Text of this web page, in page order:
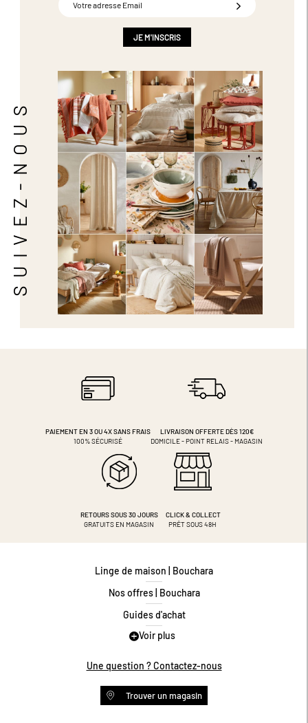
SUIVEZ-NOUS
JE M'INSCRIS
PAIEMENT EN 3 OU 4XSANS FRAIS
100% SÉCURISÉ
LIVRAISON OFFERTE DÈS 120€
DOMICILE - POINT RELAIS - MAGASIN
RETOURS SOUS 30 JOURS
GRATUITS EN MAGASIN
CLICK & COLLECT
PRÊT SOUS 48H
Linge de maison | Bouchara
Nos offres | Bouchara
Guides d'achat
Guide des tailles
Programme de fidélité
Voir plus
Une question ? Contactez-nous
Trouver un magasin